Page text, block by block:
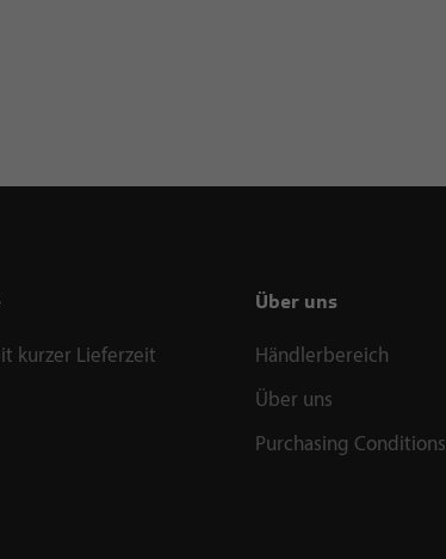
kurzer Lieferzeit
Über uns
Händlerbereich
Über uns
Purchasing Conditions